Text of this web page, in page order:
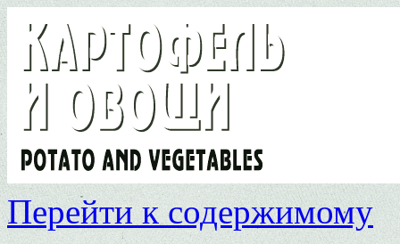
Перейти к содержимому